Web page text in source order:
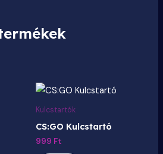
Kulcstartók
CS:GO Kulcstartó
999 Ft